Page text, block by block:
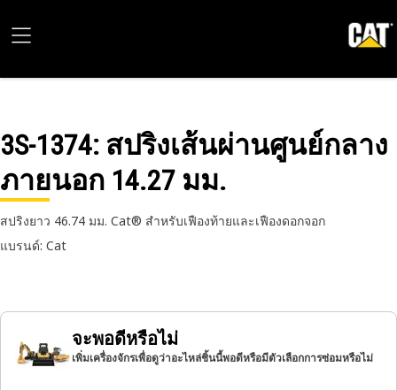
3S-1374: สปริงเส้นผ่านศูนย์กลาง
ภายนอก 14.27 มม.
สปริงยาว 46.74 มม. Cat® สำหรับเฟืองท้ายและเฟืองดอกจอก
แบรนด์: Cat
จะพอดีหรือไม่
เพิ่มเครื่องจักรเพื่อดูว่าอะไหล่ชิ้นนี้พอดีหรือมีตัวเลือกการซ่อมหรือไม่